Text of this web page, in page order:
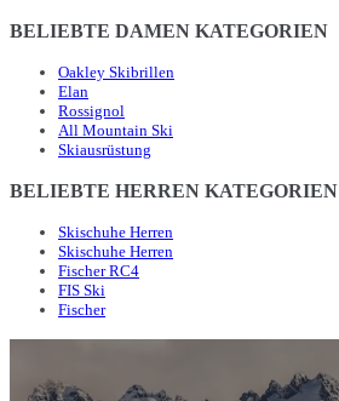
BELIEBTE DAMEN KATEGORIEN
Oakley Skibrillen
Elan
Rossignol
All Mountain Ski
Skiausrüstung
BELIEBTE HERREN KATEGORIEN
Skischuhe Herren
Skischuhe Herren
Fischer RC4
FIS Ski
Fischer